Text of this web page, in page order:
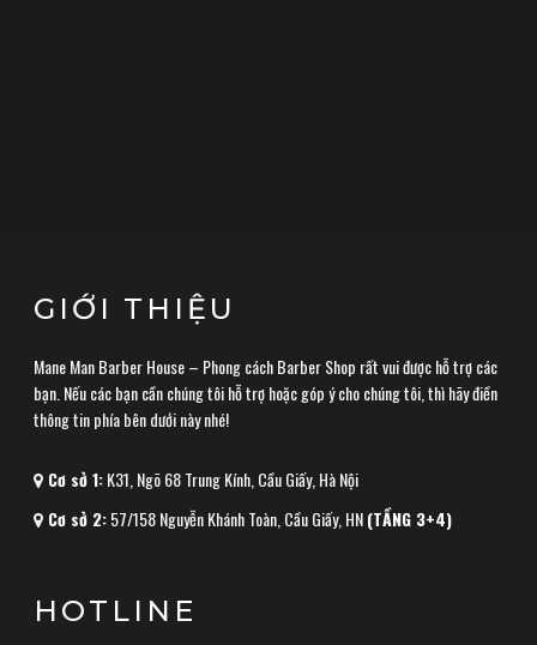
GIỚI THIỆU
Mane Man Barber House – Phong cách Barber Shop rất vui được hỗ trợ các
bạn. Nếu các bạn cần chúng tôi hỗ trợ hoặc góp ý cho chúng tôi, thì hãy điền
thông tin phía bên dưới này nhé!
Cơ sở 1:K31, Ngõ 68 Trung Kính, Cầu Giấy, Hà Nội
Cơ sở 2:57/158 Nguyễn Khánh Toàn, Cầu Giấy, HN(TẦNG 3+4)
HOTLINE